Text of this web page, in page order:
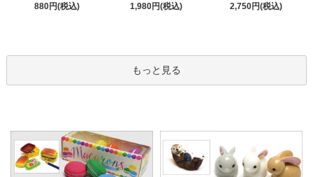
880円(税込)
1,980円(税込)
2,750円(税込)
もっと見る